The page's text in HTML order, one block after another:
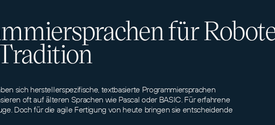
für
sich herstellerspezifische, textbasierte Programmiersprachen
oft auf älteren Sprachen wie Pascal oder BASIC. Für erfahrene
Doch für die agile Fertigung von heute bringen sie entscheidende